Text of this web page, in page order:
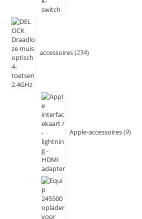
accessoires 234
Apple-accessoires 9